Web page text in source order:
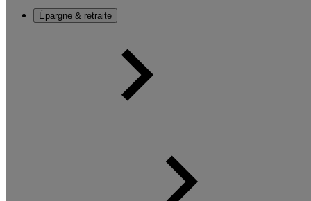
Épargne & retraite